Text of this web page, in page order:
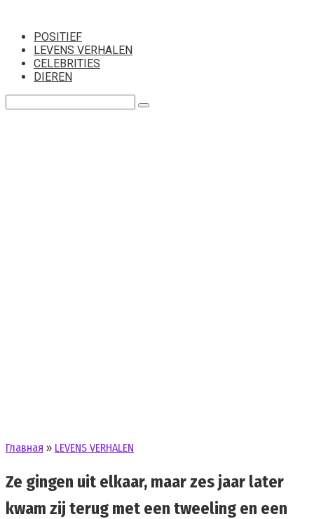
контентуPOSITIEF
LEVENS VERHALEN
CELEBRITIES
DIEREN
Главная » LEVENS VERHALEN
Ze gingen uit elkaar, maar zes jaar later
kwam zij terug met een tweeling en een